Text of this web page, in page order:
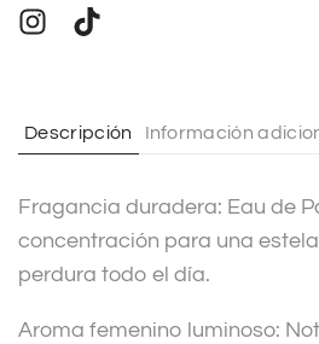
r
i
e
:
Descripción Información
Fragancia duradera: Eau de
concentración para una
perdura todo el día.
Aroma femenino luminoso: